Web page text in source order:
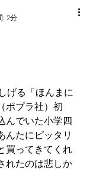
: 2分
げる「ほんまに
ポプラ社）初
んでいた小学四
んたにピッタリ
買ってきてくれ
れたのは悲しか